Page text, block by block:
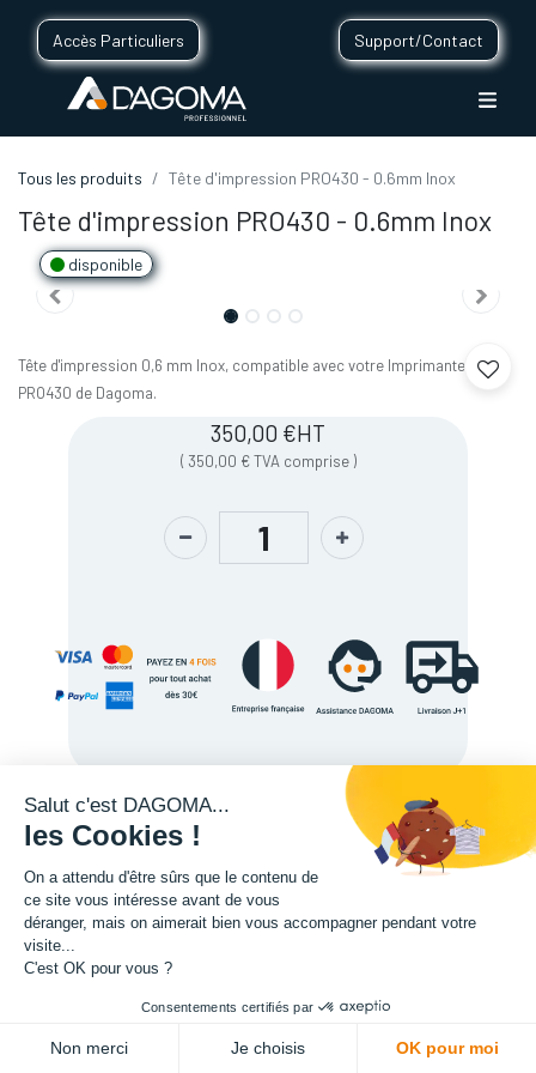
Accès Particuliers Support/Contact
Tous les produits Tête d'impression PRO430 - 0.6mm Inox
Tête d'impression PRO430 - 0.6mm Inox
disponible
Tête d'impression 0,6 mm Inox, compatible avec votre Imprimante 3D
PRO430 de Dagoma.
350,00 €HT
( 350,00 € TVA comprise )
Description
Tête d'impression PRO430 - 0.6mm Acier Renforcé
350,00€ 350,00
Salut c'est DAGOMA...
les Cookies !
On a attendu d'être sûrs que le contenu de
ce site vous intéresse avant de vous
déranger, mais on aimerait bien vous accompagner pendant votre
visite...
C'est OK pour vous ?
Consentements certifiés par
Non merci Je choisis OK pour moi